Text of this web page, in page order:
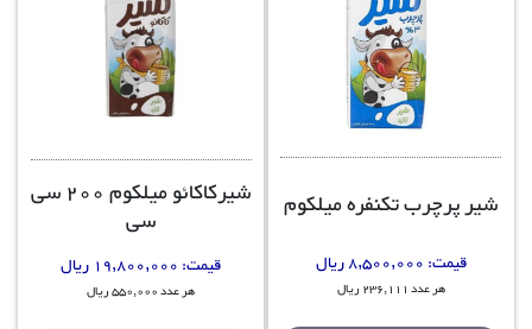
شیر پرچرب تکنفره میلکوم
قیمت:
هر عدد 236,111 ریال
شیرکاکائو میلکوم 200 سی
سی
قیمت:
هر عدد 550,000 ریال